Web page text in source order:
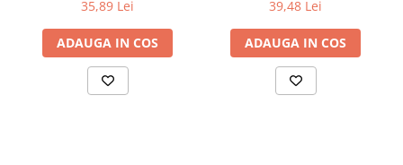
intense ale soarelui, precipitații, vânt puternic și îngheț.
pentru obținerea performanțelor optime ale produsului.
Utilizatorii acestui produs sunt obligați să respecte legislația și
normele din domeniul construcțiilor, precum și conținutul
prezentei fișe tehnice. În cazul în care nu se respectă indicațiile
35,89 Lei
ADAUGA IN COS
39,48 Lei
ADAUGA IN COS